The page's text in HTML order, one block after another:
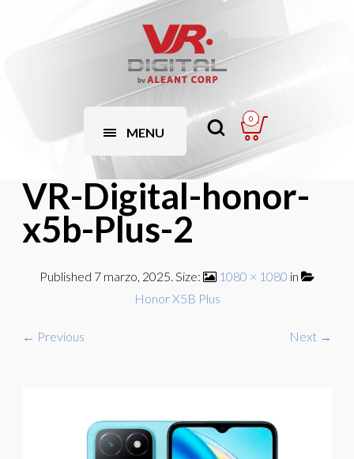
MENU
0
VR-Digital-honor-
x5b-Plus-2
Published 7 marzo, 2025. Size: 1080 × 1080 in
Honor X5B Plus
← Previous Next →